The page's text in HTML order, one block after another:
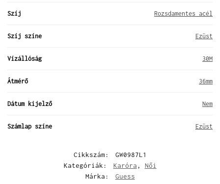
Szíj Rozsdamentes acél
Szíj színe Ezüst
Vízállóság 30M
Átmérő 36mm
Dátum kijelző Nem
Számlap színe Ezüst
Cikkszám:
GW0987L1
Kategóriák:
Karóra, Női
Márka:
Guess